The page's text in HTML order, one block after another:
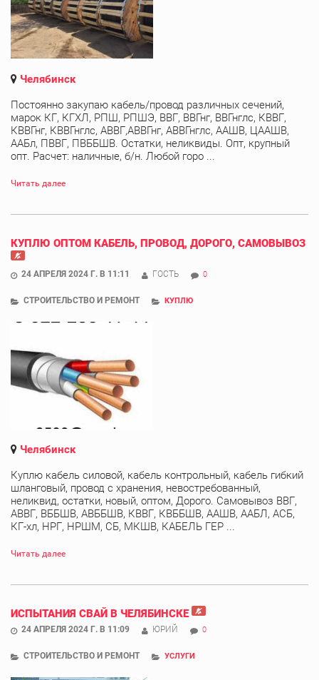
Челябинск
Постоянно закупаю кабель/провод различных сечений,
марок КГ, КГХЛ, РПШ, РПШЭ, ВВГ, ВВГнг, ВВГнглс, КВВГ,
КВВГнг, КВВГнглс, АВВГ,АВВГнг, АВВГнглс, ААШВ, ЦААШВ,
ААБл, ПВВГ, ПВББШВ. Остатки, неликвиды. Опт, крупный
опт. Расчет: наличные, б/н. Любой горо ...
Читать далее
КУПЛЮ ОПТОМ КАБЕЛЬ, ПРОВОД, ДОРОГО, САМОВЫВОЗ
24 АПРЕЛЯ 2024 Г. В 11:11 ГОСТЬ 0
СТРОИТЕЛЬСТВО И РЕМОНТ КУПЛЮ
Челябинск
Куплю кабель силовой, кабель контрольный, кабель гибкий
шланговый, провод с хранения, невостребованный,
неликвид, остатки, новый, оптом, Дорого. Самовывоз ВВГ,
АВВГ, ВББШВ, АВББШВ, КВВГ, КВББШВ, ААШВ, ААБЛ, АСБ,
КГ-хл, НРГ, НРШМ, СБ, МКШВ, КАБЕЛЬ ГЕР ...
Читать далее
ИСПЫТАНИЯ СВАЙ В ЧЕЛЯБИНСКЕ
24 АПРЕЛЯ 2024 Г. В 11:09 ЮРИЙ 0
СТРОИТЕЛЬСТВО И РЕМОНТ УСЛУГИ